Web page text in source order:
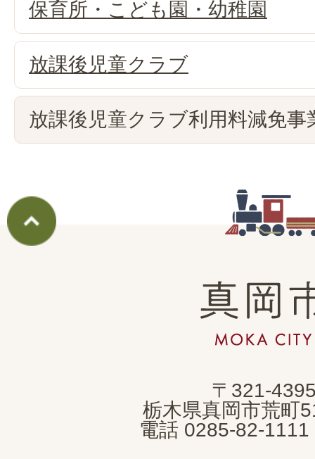
保育所・こども園・幼稚園
放課後児童クラブ
放課後児童クラブ利用料減免事
真
岡
市
CITY
〒321-
栃木県真岡市荒町
電話 0285-82-1111